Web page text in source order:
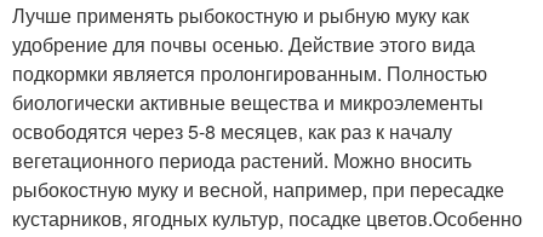
Лучше применять рыбокостную и рыбную муку как
удобрение для почвы осенью. Действие этого вида
подкормки является пролонгированным. Полностью
биологически активные вещества и микроэлементы
освободятся через 5-8 месяцев, как раз к началу
вегетационного периода растений. Можно вносить
рыбокостную муку и весной, например, при пересадке
кустарников, ягодных культур, посадке цветов.Особенно